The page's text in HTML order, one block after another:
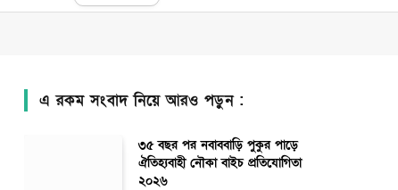
এ রকম সংবাদ নিয়ে আরও পড়ুন :
৩৫ বছর পর নবাববাড়ি পুকুর পাড়ে
ঐতিহ্যবাহী নৌকা বাইচ প্রতিযোগিতা
২০২৬